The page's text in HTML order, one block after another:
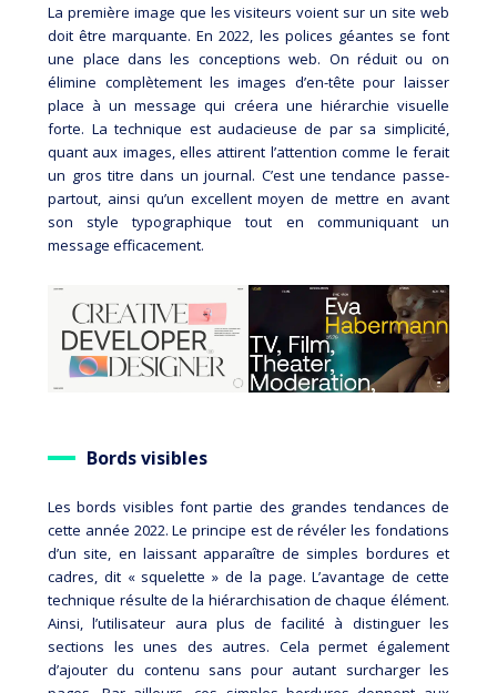
La première image que les visiteurs voient sur un site web
doit être marquante. En 2022, les polices géantes se font
une place dans les conceptions web. On réduit ou on
élimine complètement les images d’en-tête pour laisser
place à un message qui créera une hiérarchie visuelle
forte. La technique est audacieuse de par sa simplicité,
quant aux images, elles attirent l’attention comme le ferait
un gros titre dans un journal. C’est une tendance passe-
partout, ainsi qu’un excellent moyen de mettre en avant
son style typographique tout en communiquant un
message efficacement.
Bords visibles
Les bords visibles font partie des grandes tendances de
cette année 2022. Le principe est de révéler les fondations
d’un site, en laissant apparaître de simples bordures et
cadres, dit « squelette » de la page. L’avantage de cette
technique résulte de la hiérarchisation de chaque élément.
Ainsi, l’utilisateur aura plus de facilité à distinguer les
sections les unes des autres. Cela permet également
d’ajouter du contenu sans pour autant surcharger les